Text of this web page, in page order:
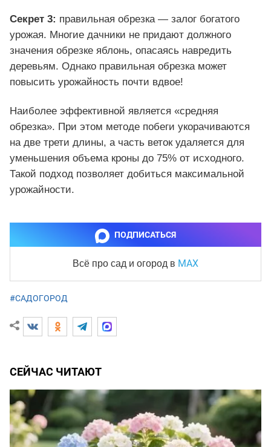
Секрет 3: правильная обрезка — залог богатого
урожая. Многие дачники не придают должного
значения обрезке яблонь, опасаясь навредить
деревьям. Однако правильная обрезка может
повысить урожайность почти вдвое!
Наиболее эффективной является «средняя
обрезка». При этом методе побеги укорачиваются
на две трети длины, а часть веток удаляется для
уменьшения объема кроны до 75% от исходного.
Такой подход позволяет добиться максимальной
урожайности.
ПОДПИСАТЬСЯ
Всё про сад и огород в MAX
#САДОГОРОД
СЕЙЧАС ЧИТАЮТ